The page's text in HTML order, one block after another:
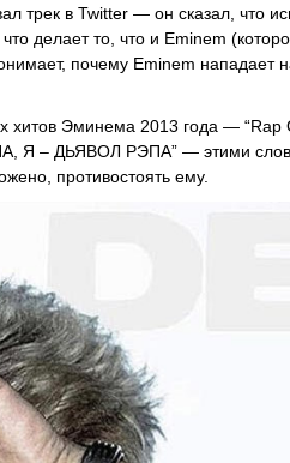
трек в Twitter — он сказал, что
делает то, что и Eminem
почему Eminem нападает
хитов Эминема 2013 года — “Rap
Я – ДЬЯВОЛ РЭПА” — этими
противостоять ему.